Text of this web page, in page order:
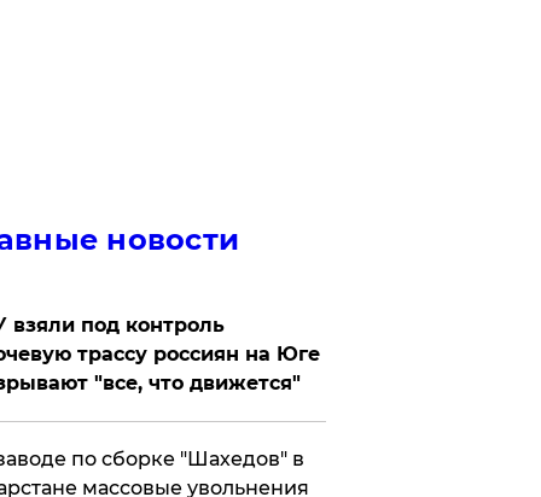
новости
взяли под контроль
трассу россиян на Юге
"все, что движется"
по сборке "Шахедов" в
массовые увольнения